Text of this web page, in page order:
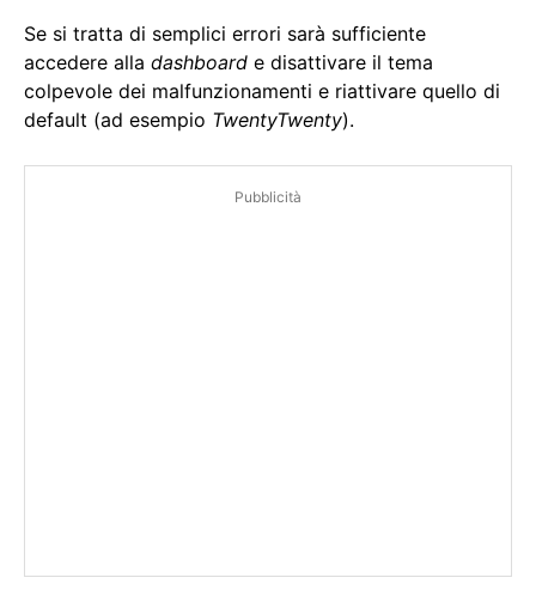
Se si tratta di semplici errori sarà sufficiente
accedere alla dashboard e disattivare il tema
colpevole dei malfunzionamenti e riattivare quello di
default (ad esempio TwentyTwenty).
Pubblicità